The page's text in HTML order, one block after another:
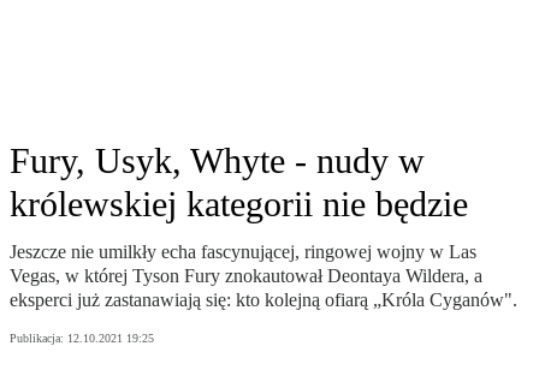
Fury, Usyk, Whyte - nudy w
królewskiej kategorii nie będzie
Jeszcze nie umilkły echa fascynującej, ringowej wojny w Las
Vegas, w której Tyson Fury znokautował Deontaya Wildera, a
eksperci już zastanawiają się: kto kolejną ofiarą „Króla Cyganów".
Publikacja: 12.10.2021 19:25